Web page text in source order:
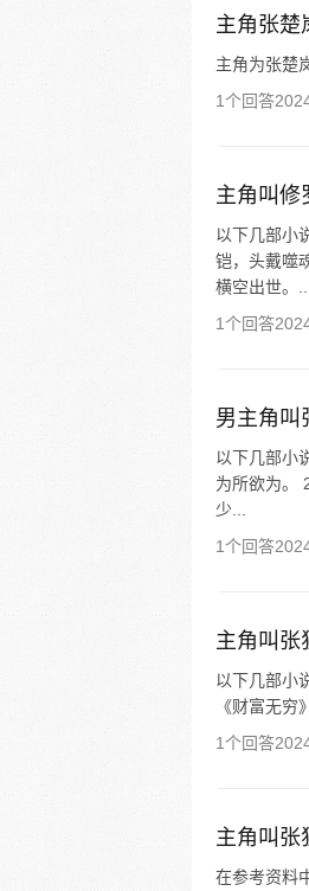
主角张楚
主角为张楚
1个回答
主角叫修
以下几部小
铠，头戴噬
横空出世。...
1个回答
男主角叫
以下几部小
为所欲为。
少...
1个回答
主角叫张
以下几部小
《财富无穷
1个回答
主角叫张
在参考资料